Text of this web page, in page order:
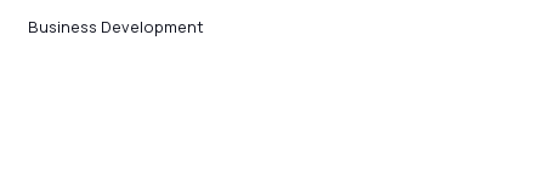
Business Development